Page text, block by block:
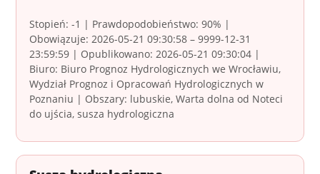
Stopień: -1 | Prawdopodobieństwo: 90% |
Obowiązuje: 2026-05-21 09:30:58 – 9999-12-31
23:59:59 | Opublikowano: 2026-05-21 09:30:04 |
Biuro: Biuro Prognoz Hydrologicznych we Wrocławiu,
Wydział Prognoz i Opracowań Hydrologicznych w
Poznaniu | Obszary: lubuskie, Warta dolna od Noteci
do ujścia, susza hydrologiczna